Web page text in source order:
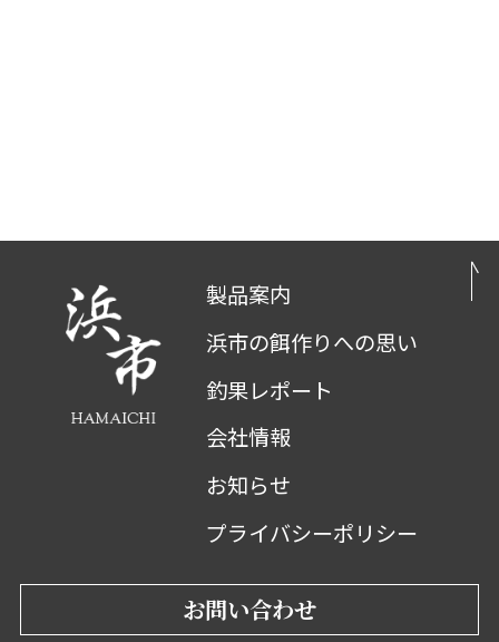
製品案内
浜市の餌作りへの思い
釣果レポート
会社情報
お知らせ
プライバシーポリシー
お問い合わせ